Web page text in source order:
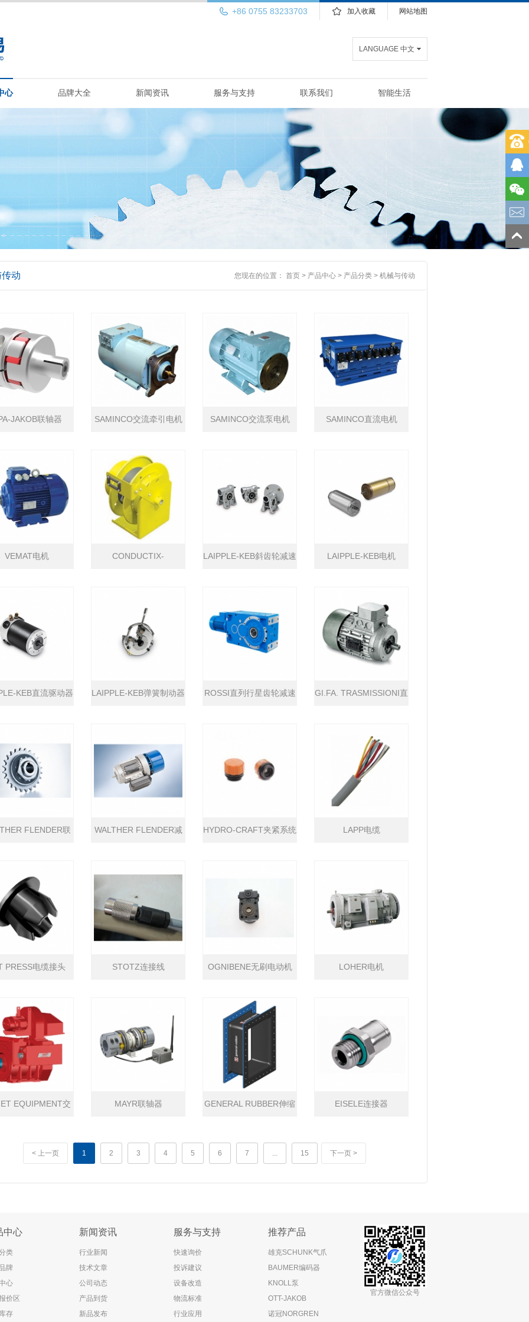
网站地图
加入收藏
+86 0755 83233703
LANGUAGE 中文
心 品牌大全 新闻资讯 服务与支持 联系我们 智能生活
动 您现在的位置： 首页 > 产品中心 > 产品分类 > 机械与传动
JAKOB联轴器 SAMINCO交流牵引电机 SAMINCO交流泵电机 SAMINCO直流电机
VEMAT电机 CONDUCTIX- LAIPPLE-KEB斜齿轮减速 LAIPPLE-KEB电机
KEB直流驱动器 LAIPPLE-KEB弹簧制动器 ROSSI直列行星齿轮减速 GI.FA. TRASMISSIONI直
FLENDER联 WALTHER FLENDER减 HYDRO-CRAFT夹紧系统 LAPP电缆
PRESS电缆接头 STOTZ连接线 OGNIBENE无刷电动机 LOHER电机
EQUIPMENT交 MAYR联轴器 GENERAL RUBBER伸缩 EISELE连接器
< 上一页 1 2 3 4 5 6 7 ... 15 下一页 >
中心
类
牌
心
价区
存
新闻资讯
行业新闻
技术文章
公司动态
产品到货
新品发布
服务与支持
快速询价
投诉建议
设备改造
物流标准
行业应用
推荐产品
雄克SCHUNK气爪
BAUMER编码器
KNOLL泵
OTT-JAKOB
诺冠NORGREN
官方微信公众号